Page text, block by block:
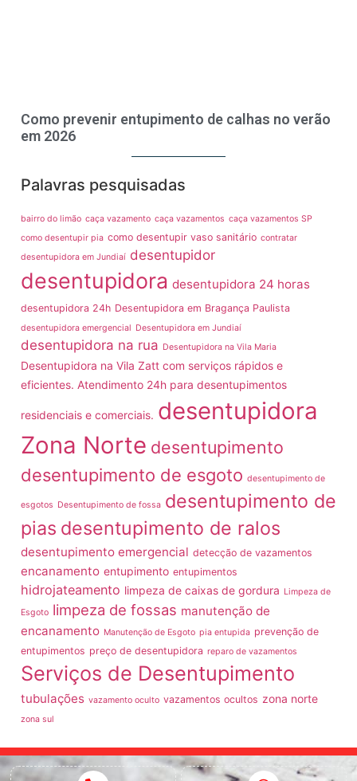
Como prevenir entupimento de calhas no verão
em 2026
Palavras pesquisadas
bairro do limão caça vazamento caça vazamentos caça vazamentos SP
como desentupir pia como desentupir vaso sanitário contratar
desentupidora em Jundiaí desentupidor
desentupidora desentupidora 24 horas
desentupidora 24h Desentupidora em Bragança Paulista
desentupidora emergencial Desentupidora em Jundiaí
desentupidora na rua Desentupidora na Vila Maria
Desentupidora na Vila Zatt com serviços rápidos e
eficientes. Atendimento 24h para desentupimentos
residenciais e comerciais. desentupidora
Zona Norte desentupimento
desentupimento de esgoto desentupimento de
esgotos Desentupimento de fossa desentupimento de
pias desentupimento de ralos
desentupimento emergencial detecção de vazamentos
encanamento entupimento entupimentos
hidrojateamento limpeza de caixas de gordura Limpeza de
Esgoto limpeza de fossas manutenção de
encanamento Manutenção de Esgoto pia entupida prevenção de
entupimentos preço de desentupidora reparo de vazamentos
Serviços de Desentupimento
tubulações vazamento oculto vazamentos ocultos zona norte
zona sul